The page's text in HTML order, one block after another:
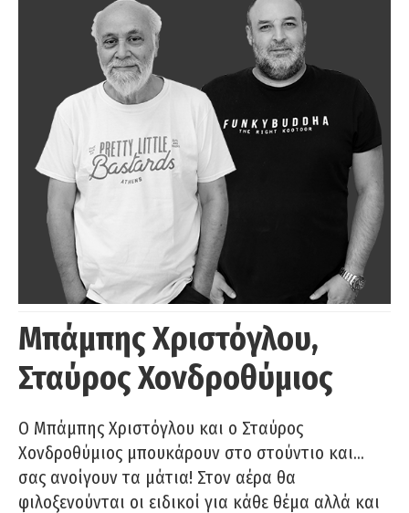
Μπάμπης Χριστόγλου,
Σταύρος Χονδροθύμιος
O Μπάμπης Χριστόγλου και ο Σταύρος
Χονδροθύμιος μπουκάρουν στο στούντιο και…
σας ανοίγουν τα μάτια! Στον αέρα θα
φιλοξενούνται οι ειδικοί για κάθε θέμα αλλά και